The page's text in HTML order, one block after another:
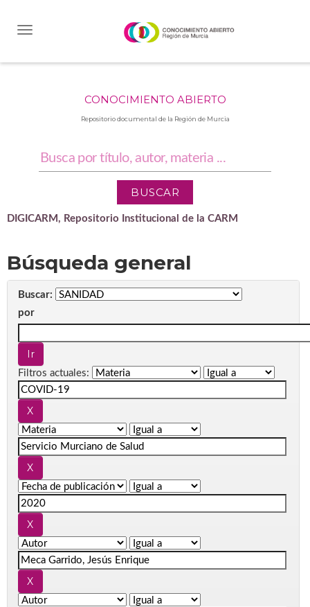
CONOCIMIENTO ABIERTO
Repositorio documental de la Región de Murcia
DIGICARM, Repositorio Institucional de la CARM
Búsqueda general
Buscar:
por
Filtros actuales: